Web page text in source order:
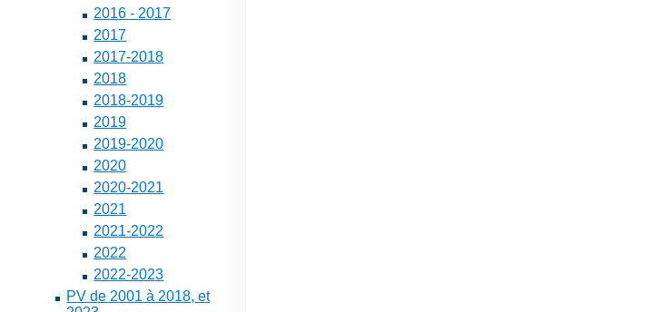
2016 - 2017
2017
2017-2018
2018
2018-2019
2019
2019-2020
2020
2020-2021
2021
2021-2022
2022
2022-2023
PV de 2001 à 2018, et